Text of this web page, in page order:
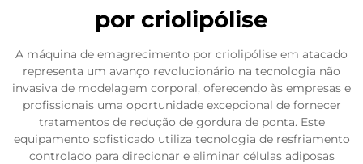
por criolipólise
A máquina de emagrecimento por criolipólise em atacado
representa um avanço revolucionário na tecnologia não
invasiva de modelagem corporal, oferecendo às empresas e
profissionais uma oportunidade excepcional de fornecer
tratamentos de redução de gordura de ponta. Este
equipamento sofisticado utiliza tecnologia de resfriamento
controlado para direcionar e eliminar células adiposas